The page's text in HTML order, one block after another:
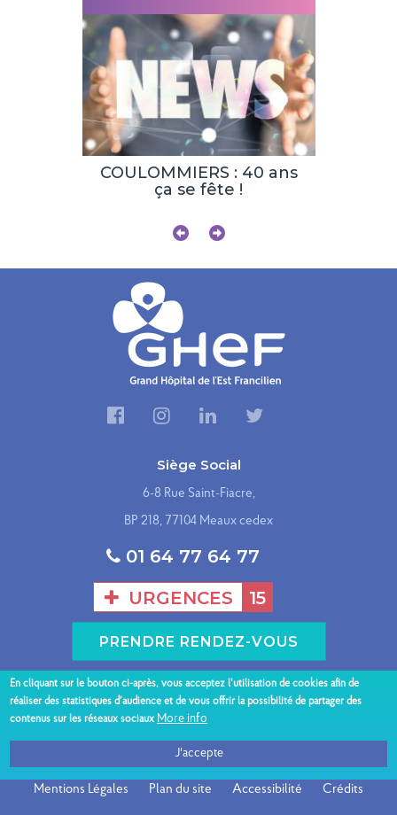
COULOMMIERS : 40 ans
ça se fête !
Siège Social
6-8 Rue Saint-Fiacre,
BP 218, 77104 Meaux cedex
01 64 77 64 77
URGENCES
15
PRENDRE RENDEZ-VOUS
Menu
bas
Présentation du GHEF
Espace patient
Nos sites hospitaliers
Mentions Légales Plan du site Accessibilité Crédits
En cliquant sur le bouton ci-après, vous acceptez l'utilisation de cookies afin de
réaliser des statistiques d’audience et de vous offrir la possibilité de partager des
contenus sur les réseaux sociaux More info
J'accepte